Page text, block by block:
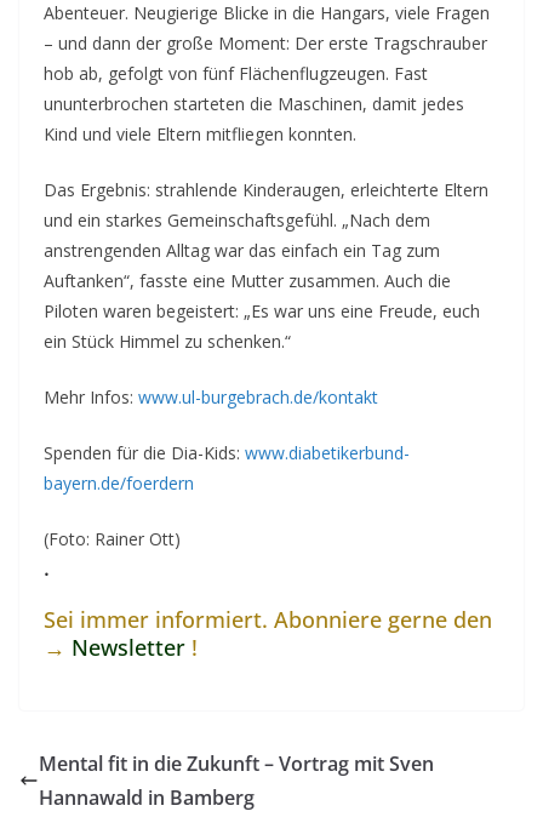
Abenteuer. Neugierige Blicke in die Hangars, viele Fragen
– und dann der große Moment: Der erste Tragschrauber
hob ab, gefolgt von fünf Flächenflugzeugen. Fast
ununterbrochen starteten die Maschinen, damit jedes
Kind und viele Eltern mitfliegen konnten.
Das Ergebnis: strahlende Kinderaugen, erleichterte Eltern
und ein starkes Gemeinschaftsgefühl. „Nach dem
anstrengenden Alltag war das einfach ein Tag zum
Auftanken“, fasste eine Mutter zusammen. Auch die
Piloten waren begeistert: „Es war uns eine Freude, euch
ein Stück Himmel zu schenken.“
Mehr Infos: www.ul-burgebrach.de/kontakt
Spenden für die Dia-Kids: www.diabetikerbund-
bayern.de/foerdern
(Foto: Rainer Ott)
.
Sei immer informiert. Abonniere gerne den
→ Newsletter !
Mental fit in die Zukunft – Vortrag mit Sven
Hannawald in Bamberg